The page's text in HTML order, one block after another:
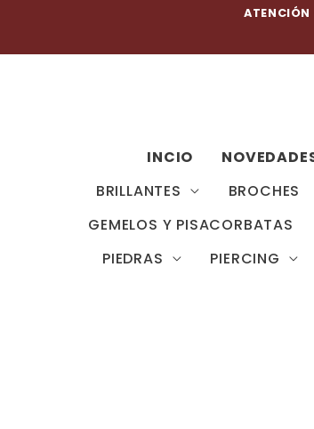
contenido
ATENCIÓN
INCIO
BRILLANTES
BROCHES
GEMELOS Y PISACORBATAS
PIEDRAS
PIERCING